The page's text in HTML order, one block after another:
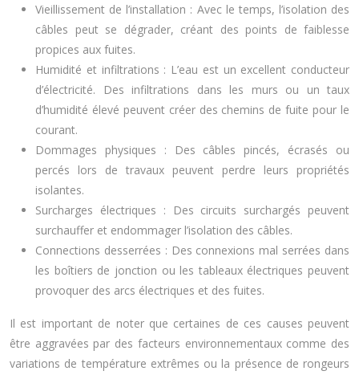
Vieillissement de l’installation : Avec le temps, l’isolation des
câbles peut se dégrader, créant des points de faiblesse
propices aux fuites.
Humidité et infiltrations : L’eau est un excellent conducteur
d’électricité. Des infiltrations dans les murs ou un taux
d’humidité élevé peuvent créer des chemins de fuite pour le
courant.
Dommages physiques : Des câbles pincés, écrasés ou
percés lors de travaux peuvent perdre leurs propriétés
isolantes.
Surcharges électriques : Des circuits surchargés peuvent
surchauffer et endommager l’isolation des câbles.
Connections desserrées : Des connexions mal serrées dans
les boîtiers de jonction ou les tableaux électriques peuvent
provoquer des arcs électriques et des fuites.
Il est important de noter que certaines de ces causes peuvent
être aggravées par des facteurs environnementaux comme des
variations de température extrêmes ou la présence de rongeurs